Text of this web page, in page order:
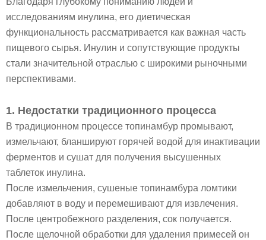
исследованиям инулина, его диетическая
функциональность рассматривается как важная часть
пищевого сырья. Инулин и сопутствующие продукты
стали значительной отраслью с широкими рыночными
перспективами.
1. Недостатки традиционного процесса
В традиционном процессе топинамбур промывают,
измельчают, бланшируют горячей водой для инактивации
ферментов и сушат для получения высушенных
таблеток инулина.
После измельчения, сушеные топинамбура ломтики
добавляют в воду и перемешивают для извлечения.
После центробежного разделения, сок получается.
После щелочной обработки для удаления примесей он